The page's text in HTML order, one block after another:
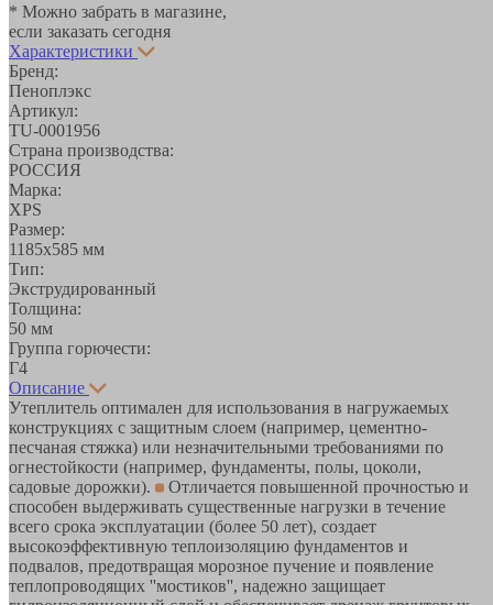
* Можно забрать в магазине,
если заказать сегодня
Характеристики
Бренд:
Пеноплэкс
Артикул:
TU-0001956
Страна производства:
РОССИЯ
Марка:
XPS
Размер:
1185х585 мм
Тип:
Экструдированный
Толщина:
50 мм
Группа горючести:
Г4
Описание
Утеплитель оптимален для использования в нагружаемых
конструкциях с защитным слоем (например, цементно-
песчаная стяжка) или незначительными требованиями по
огнестойкости (например, фундаменты, полы, цоколи,
садовые дорожки).
Отличается повышенной прочностью и
способен выдерживать существенные нагрузки в течение
всего срока эксплуатации (более 50 лет), создает
высокоэффективную теплоизоляцию фундаментов и
подвалов, предотвращая морозное пучение и появление
теплопроводящих ''мостиков'', надежно защищает